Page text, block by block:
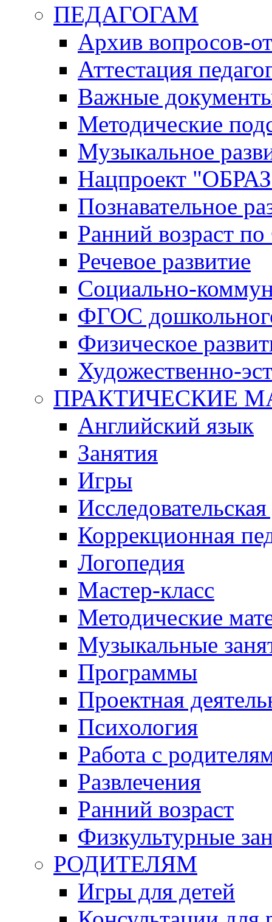
ПЕДАГОГАМ
Архив вопросов-
Аттестация
Важные
Методические
Музыкальное
Нацпроект
Познавательное
Ранний возраст
Речевое развитие
Социально-
ФГОС
Физическое
Художественно-
ПРАКТИЧЕСКИЕ
Английский язык
Занятия
Игры
Коррекционная
Логопедия
Мастер-класс
Методические
Музыкальные
Программы
Проектная
Психология
Работа с
Развлечения
Ранний возраст
Физкультурные
РОДИТЕЛЯМ
Игры для детей